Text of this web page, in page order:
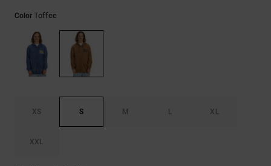
preguntas
frecuentes y
accede a
nuestro
de contacto.
las FAQ
Color Toffee
XS S M L XL
XXL